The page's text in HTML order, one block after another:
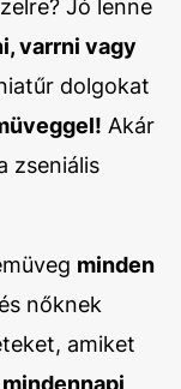
Jó lenne
varrni vagy
dolgokat
Akár
zseniális
minden
nőknek
amiket